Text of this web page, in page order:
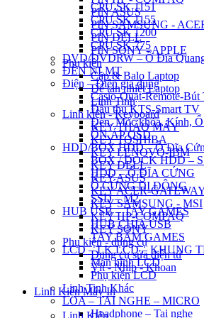
CPU SK 1151
CPU SK 1155
CPU SK 1200
CPU SK 775
DVD/DVDRW – Ổ Đĩa
ĐÈN NLMT
Điện – Điện gia dụng
Casio-Quạt-Remote-Bút
Đầu thu KTS-Smart TV
Đèn, Móc khóa, Kính, Ổ
ỔN ÁP QSD
HDD/BOX HDD – Ổ Đĩa
BOX / DOCK HDD –
HDD – Ổ ĐĨA CỨNG
Ổ CỨNG DI ĐỘNG
SSD – M2
HUB USB – TAY GAMES
HUB CHIA USB
TAY BẤM GAMES
LCD – LK LCD – KHUNG
Màn hình LCD
Phụ kiện LCD
Linh Tinh Khác
LOA – TAI NGHE – MICRO
Headphone – Tai nghe
PIN ASUS
PIN SAMSUNG -
PIN DELL
PIN SONY - APPLE
Phụ kiện
Cặp & Balo Laptop
Đế tản nhiệt Laptop
Linh Tinh
Linh kiện - Keyboard
KEY THÁO MÁY
KEY TOSHIBA
KEY LENOVO-IBM
KEY DELL
KEY ASUS
KEY ACER-
KEY SAMSUNG - MSI
KEY HP-COMPAQ
KEY SONY
Phụ kiện - dụng cụ
Dụng cụ sửa điện tử
Vít - Nhíp - Khoan
Linh Kiện Máy In